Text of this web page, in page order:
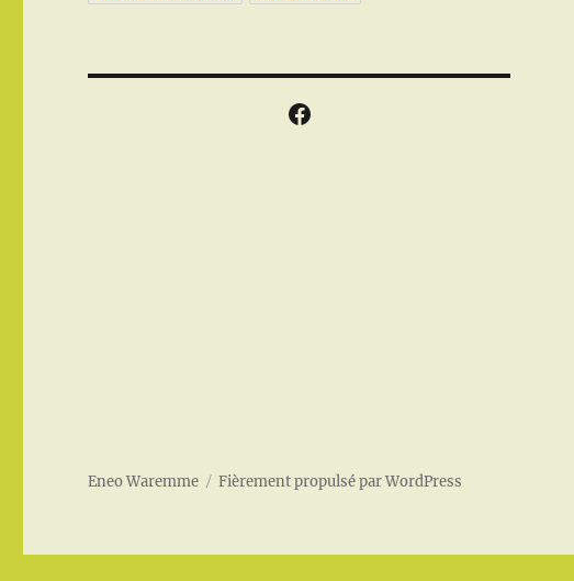
Facebook
Eneo Waremme Fièrement propulsé par WordPress